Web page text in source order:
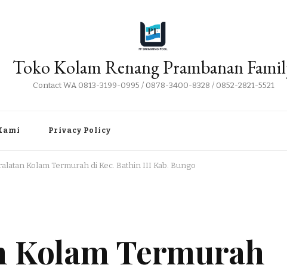
Toko Kolam Renang Prambanan
Contact WA 0813-3199-0995 / 0878-3400-8328 / 0852-2821-5521
Privacy Policy
Kolam Termurah di Kec. Bathin III Kab. Bungo
Kolam Termurah